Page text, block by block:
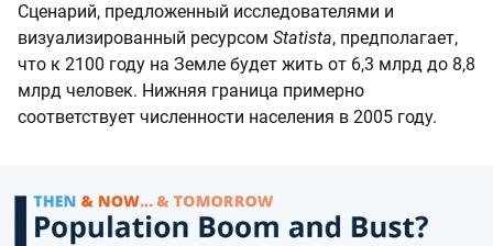
Сценарий, предложенный исследователями и
визуализированный ресурсом Statista, предполагает,
что к 2100 году на Земле будет жить от 6,3 млрд до 8,8
млрд человек. Нижняя граница примерно
соответствует численности населения в 2005 году.